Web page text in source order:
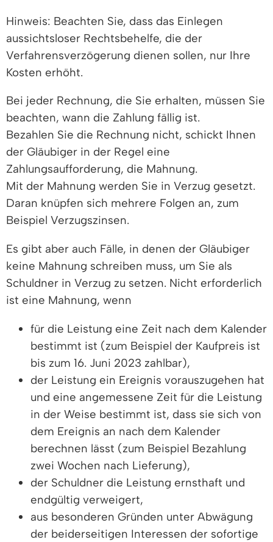
Hinweis: Beachten Sie, dass das Einlegen
aussichtsloser Rechtsbehelfe, die der
Verfahrensverzögerung dienen sollen, nur Ihre
Kosten erhöht.
Bei jeder Rechnung, die Sie erhalten, müssen Sie
beachten, wann die Zahlung fällig ist.
Bezahlen Sie die Rechnung nicht, schickt Ihnen
der Gläubiger in der Regel eine
Zahlungsaufforderung, die Mahnung.
Mit der Mahnung werden Sie in Verzug gesetzt.
Daran knüpfen sich mehrere Folgen an, zum
Beispiel Verzugszinsen.
Es gibt aber auch Fälle, in denen der Gläubiger
keine Mahnung schreiben muss, um Sie als
Schuldner in Verzug zu setzen. Nicht erforderlich
ist eine Mahnung, wenn
für die Leistung eine Zeit nach dem Kalender
bestimmt ist (zum Beispiel der Kaufpreis ist
bis zum 16. Juni 2023 zahlbar),
der Leistung ein Ereignis vorauszugehen hat
und eine angemessene Zeit für die Leistung
in der Weise bestimmt ist, dass sie sich von
dem Ereignis an nach dem Kalender
berechnen lässt (zum Beispiel Bezahlung
zwei Wochen nach Lieferung),
der Schuldner die Leistung ernsthaft und
endgültig verweigert,
aus besonderen Gründen unter Abwägung
der beiderseitigen Interessen der sofortige